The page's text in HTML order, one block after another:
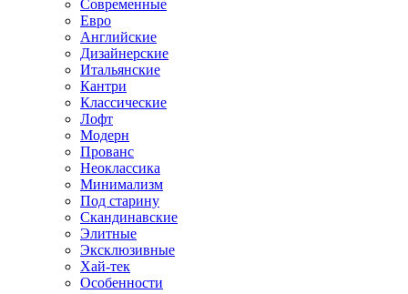
Современные
Евро
Английские
Дизайнерские
Итальянские
Кантри
Классические
Лофт
Модерн
Прованс
Неоклассика
Минимализм
Под старину
Скандинавские
Элитные
Эксклюзивные
Хай-тек
Особенности